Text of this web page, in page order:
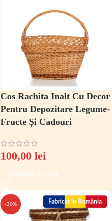
Cos Rachita Inalt Cu Decor
Pentru Depozitare Legume-
Fructe Și Cadouri
100,00 lei
ADAUGĂ ÎN COȘ
-30% Fabricat în România